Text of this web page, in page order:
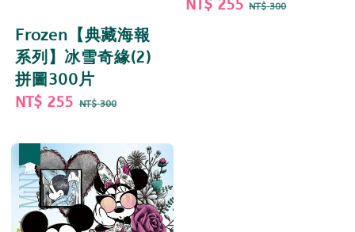
Frozen【典藏海報
系列】冰雪奇緣(2)
拼圖300片
Sale
NT$ 255 Regular
NT$ 300
Sale
NT$ 255 Regular
NT$ 300